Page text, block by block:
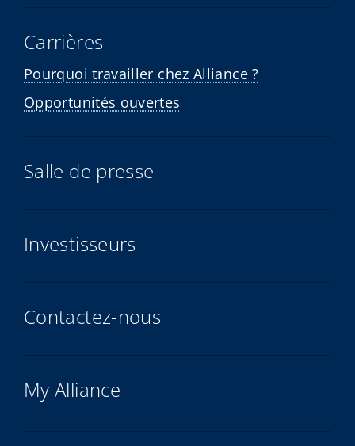
Carrières
Pourquoi travailler chez Alliance ?
Opportunités ouvertes
Salle de presse
Investisseurs
Contactez-nous
My Alliance